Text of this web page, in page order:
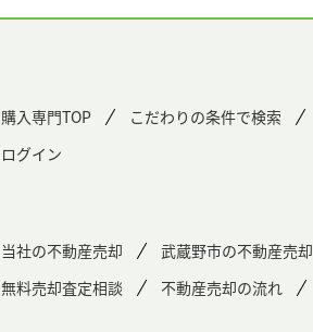
購入専門TOP こだわりの条件で検索
ログイン
当社の不動産売却 武蔵野市の不動産売却
無料売却査定相談
不動産売却の流れ